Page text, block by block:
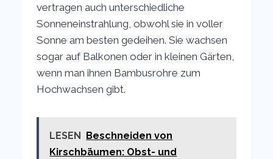
vertragen auch unterschiedliche
Sonneneinstrahlung, obwohl sie in voller
Sonne am besten gedeihen. Sie wachsen
sogar auf Balkonen oder in kleinen Gärten,
wenn man ihnen Bambusrohre zum
Hochwachsen gibt.
LESEN
Beschneiden von
Kirschbäumen: Obst- und